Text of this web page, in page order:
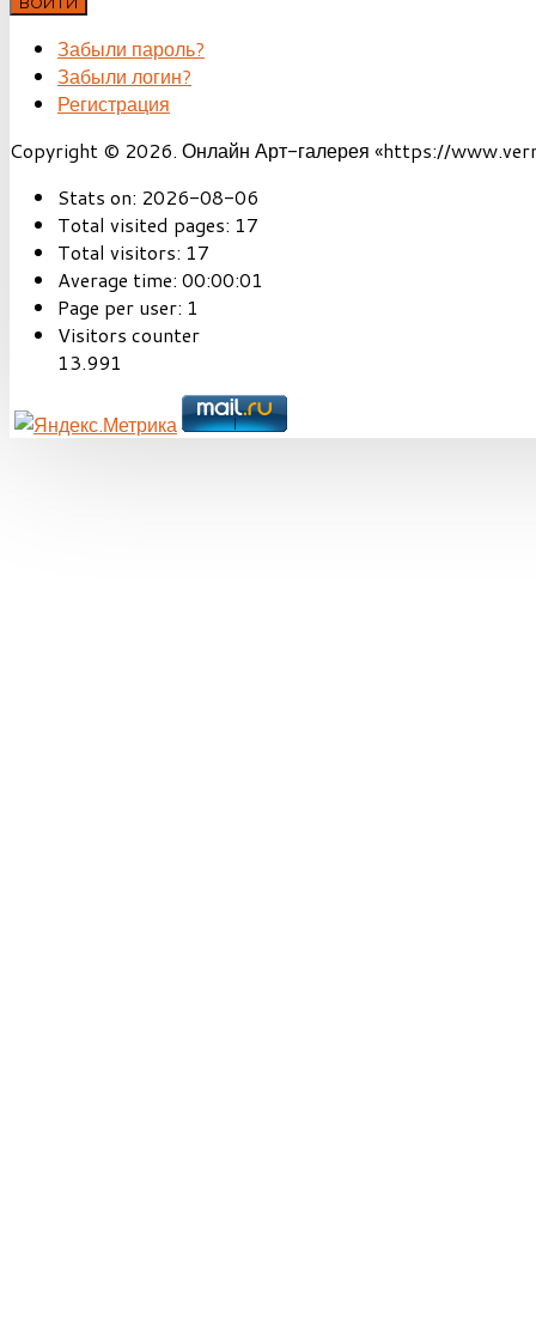
Забыли пароль?
Забыли логин?
Регистрация
Copyright © 2026. Онлайн Арт-галерея «https://
Stats on: 2026-08-06
Total visited pages: 17
Total visitors: 17
Average time: 00:00:01
Page per user: 1
Visitors counter
13.991